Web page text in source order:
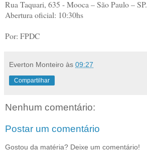
Rua Taquari, 635 - Mooca – São Paulo – SP.
Abertura oficial: 10:30hs
Por: FPDC
Everton Monteiro às 09:27
Compartilhar
Nenhum comentário:
Postar um comentário
Gostou da matéria? Deixe um comentário!